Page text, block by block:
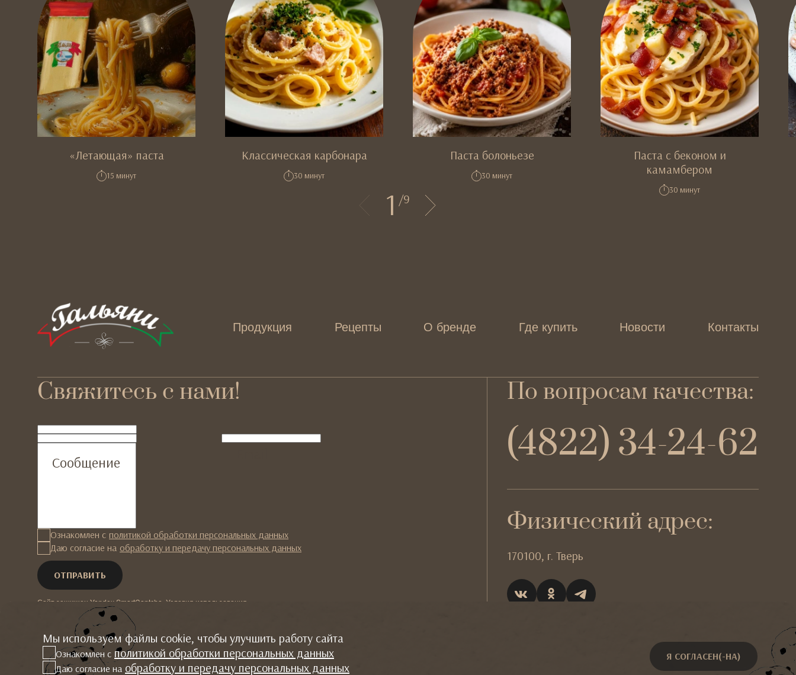
«Летающая» паста
15 минут
Классическая карбонара
30 минут
Паста болоньезе
30 минут
Паста с беконом и
камамбером
30 минут
1 /9
Продукция Рецепты О бренде Где купить Новости Контакты
Свяжитесь с нами!
ФИО
Телефон
Сообщение
Ознакомлен с политикой обработки персональных данных
Даю согласие на обработку и передачу персональных данных
Сайт защищен Yandex SmartCaptcha. Условия использования
По вопросам качества:
(4822) 34-24-62
Физический адрес:
170100, г. Тверь
Мы используем файлы cookie, чтобы улучшить работу сайта
Ознакомлен с политикой обработки персональных данных
Даю согласие на обработку и передачу персональных данных
Я СОГЛАСЕН(-НА)